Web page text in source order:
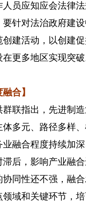
员应知应会法律
针对法治政府建
建活动，以创建
更多地区实现突破
合】
联指出，先进制造
多元、路径多样
融合程度持续加
后，影响产业融
同性还不强，融
域和关键环节，